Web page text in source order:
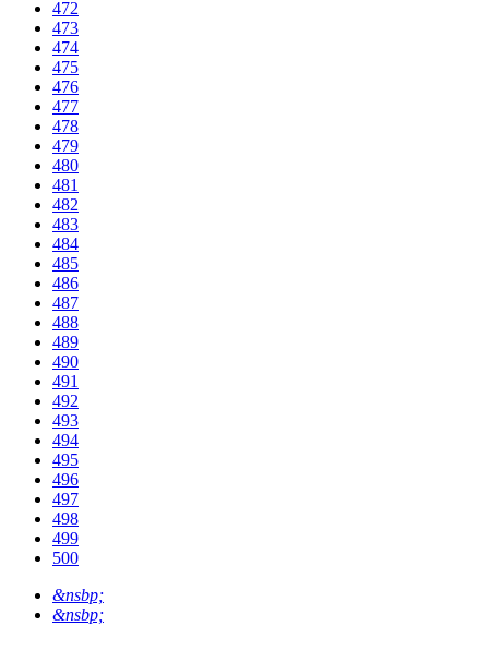
472
473
474
475
476
477
478
479
480
481
482
483
484
485
486
487
488
489
490
491
492
493
494
495
496
497
498
499
500
&nsbp;
&nsbp;